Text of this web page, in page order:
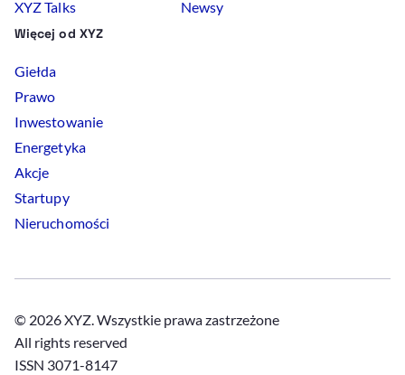
XYZ Talks
Newsy
Więcej od XYZ
Giełda
Prawo
Inwestowanie
Energetyka
Akcje
Startupy
Nieruchomości
© 2026 XYZ. Wszystkie prawa zastrzeżone
All rights reserved
ISSN 3071-8147